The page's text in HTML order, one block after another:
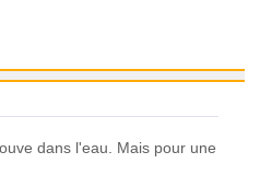
dans l'eau. Mais pour une